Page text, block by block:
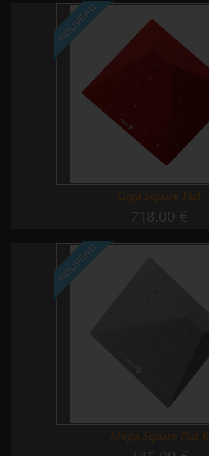
NOUVEAU
Giga Square Flat
718,00 €
NOUVEAU
Mega Square Flat R